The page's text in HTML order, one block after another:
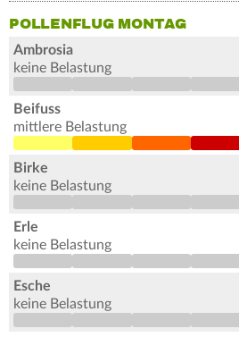
POLLENFLUG MONTAG
Ambrosia
keine Belastung
Beifuss
mittlere Belastung
Birke
keine Belastung
Erle
keine Belastung
Esche
keine Belastung